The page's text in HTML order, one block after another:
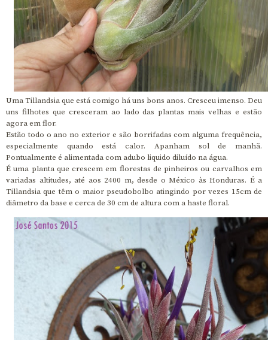
Uma Tillandsia que está comigo há uns bons anos. Cresceu imenso. Deu
uns filhotes que cresceram ao lado das plantas mais velhas e estão
agora em flor.
Estão todo o ano no exterior e são borrifadas com alguma frequência,
especialmente quando está calor. Apanham sol de manhã.
Pontualmente é alimentada com adubo liquido diluído na água.
É uma planta que crescem em florestas de pinheiros ou carvalhos em
variadas altitudes, até aos 2400 m, desde o México às Honduras. É a
Tillandsia que têm o maior pseudobolbo atingindo por vezes 15cm de
diâmetro da base e cerca de 30 cm de altura com a haste floral.